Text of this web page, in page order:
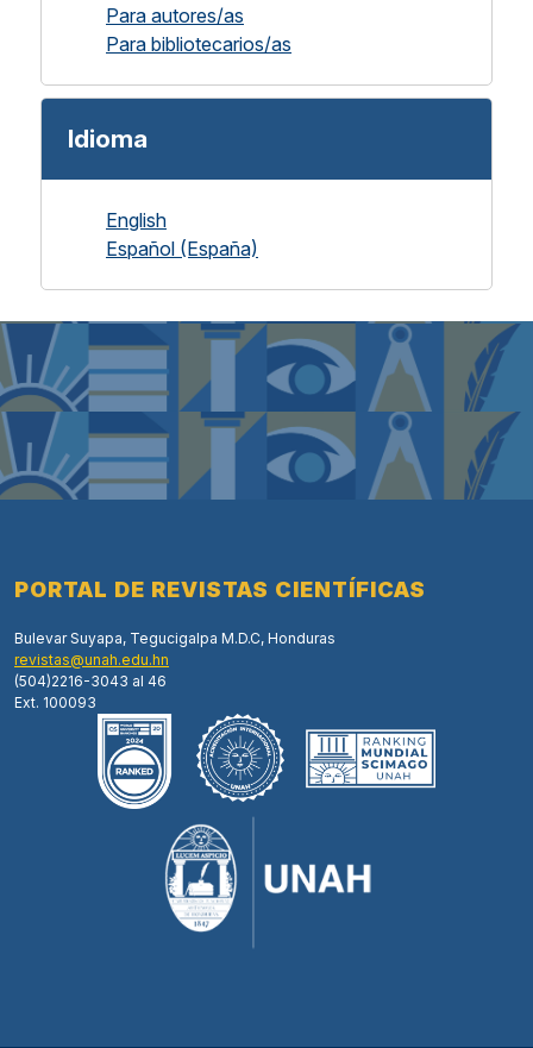
Para autores/as
Para bibliotecarios/as
Idioma
English
Español (España)
PORTAL DE REVISTAS CIENTÍFICAS
Bulevar Suyapa, Tegucigalpa M.D.C, Honduras
revistas@unah.edu.hn
(504)2216-3043 al 46
Ext. 100093